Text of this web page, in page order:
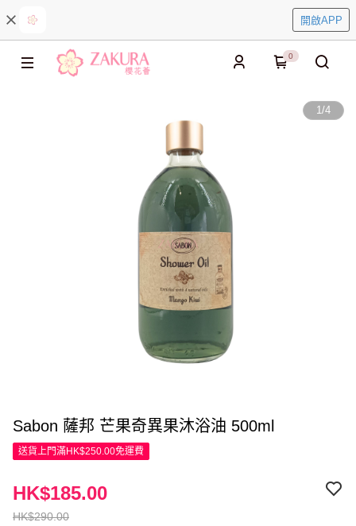
開啟APP
0
1/4
Sabon 薩邦 芒果奇異果沐浴油 500ml
送貨上門滿HK$250.00免運費
HK$290.00
HK$185.00